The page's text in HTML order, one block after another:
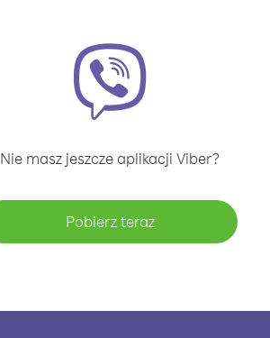
Nie masz jeszcze aplikacji Viber?
Pobierz teraz